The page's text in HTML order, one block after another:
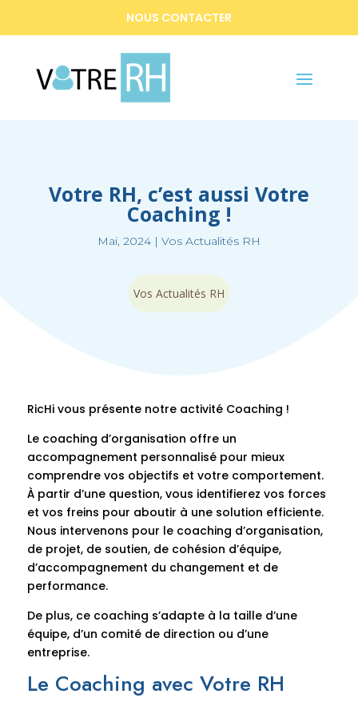
NOUS CONTACTER
Votre RH, c’est aussi Votre
Coaching !
Mai, 2024| Vos Actualités RH
Vos Actualités RH
RicHi vous présente notre activité Coaching !
Le coaching d’organisation offre un
accompagnement personnalisé pour mieux
comprendre vos objectifs et votre comportement.
À partir d’une question, vous identifierez vos forces
et vos freins pour aboutir à une solution efficiente.
Nous intervenons pour le coaching d’organisation,
de projet, de soutien, de cohésion d’équipe,
d’accompagnement du changement et de
performance.
De plus, ce coaching s’adapte à la taille d’une
équipe, d’un comité de direction ou d’une
entreprise.
Le Coaching avec Votre RH